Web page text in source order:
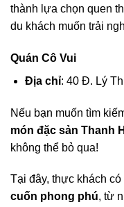
thành lựa chọn quen
du khách muốn trải
Quán Cô Vui
Địa chỉ: 40 Đ. Lý
Nếu bạn muốn tìm
món đặc sản Thanh
không thể bỏ qua!
Tại đây, thực khách
cuốn phong phú, từ